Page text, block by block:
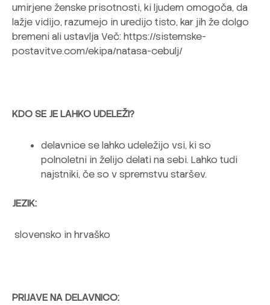
umirjene ženske prisotnosti, ki ljudem omogoča, da
lažje vidijo, razumejo in uredijo tisto, kar jih že dolgo
bremeni ali ustavlja Več: https://sistemske-
postavitve.com/ekipa/natasa-cebulj/
KDO SE JE LAHKO UDELEŽI?
delavnice se lahko udeležijo vsi, ki so
polnoletni in želijo delati na sebi. Lahko tudi
najstniki, če so v spremstvu staršev.
JEZIK:
slovensko in hrvaško
PRIJAVE NA DELAVNICO: